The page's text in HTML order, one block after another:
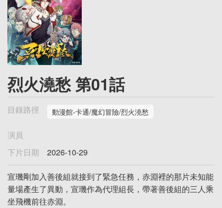
烈火澆愁 第01話
目錄路徑 動漫館-卡通/魔幻冒險/烈火澆愁
演員
下片日期
2026-10-29
宣璣剛加入善後組就接到了緊急任務，赤淵裡的那片未知能
量場產生了異動，宣璣作為代理組長，帶著善後組的三人乘
坐飛機前往赤淵。